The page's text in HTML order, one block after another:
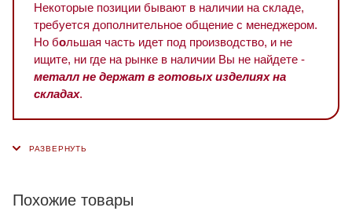
Некоторые позиции бывают в наличии на складе,
требуется дополнительное общение с менеджером.
Но большая часть идет под производство, и не
ищите, ни где на рынке в наличии Вы не найдете -
металл не держат в готовых изделиях на
складах.
Похожие товары